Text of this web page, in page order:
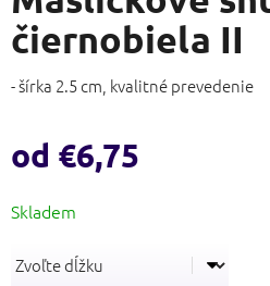
je
0,0
z
hviezdičiek.
čiernobiela II
- šírka 2.5 cm, kvalitné prevedenie
od €6,75
cena: